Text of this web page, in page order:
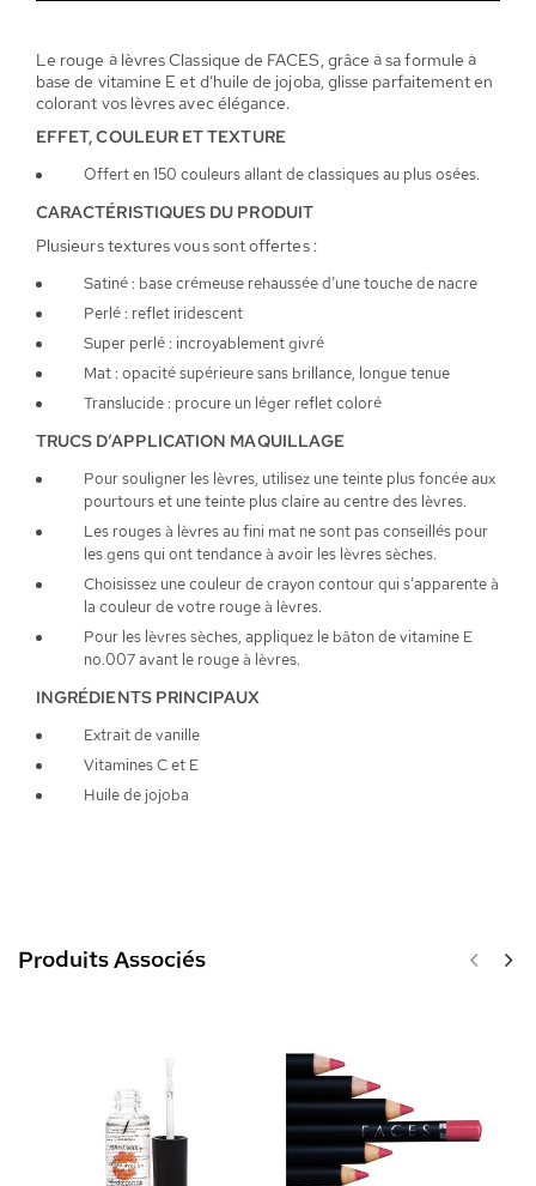
Le rouge à lèvres Classique de FACES, grâce à sa formule à
base de vitamine E et d’huile de jojoba, glisse parfaitement en
colorant vos lèvres avec élégance.
EFFET, COULEUR ET TEXTURE
Offert en 150 couleurs allant de classiques au plus osées.
CARACTÉRISTIQUES DU PRODUIT
Plusieurs textures vous sont offertes :
Satiné : base crémeuse rehaussée d’une touche de nacre
Perlé : reflet iridescent
Super perlé : incroyablement givré
Mat : opacité supérieure sans brillance, longue tenue
Translucide : procure un léger reflet coloré
TRUCS D’APPLICATION MAQUILLAGE
Pour souligner les lèvres, utilisez une teinte plus foncée aux
pourtours et une teinte plus claire au centre des lèvres.
Les rouges à lèvres au fini mat ne sont pas conseillés pour
les gens qui ont tendance à avoir les lèvres sèches.
Choisissez une couleur de crayon contour qui s’apparente à
la couleur de votre rouge à lèvres.
Pour les lèvres sèches, appliquez le bâton de vitamine E
no.007 avant le rouge à lèvres.
INGRÉDIENTS PRINCIPAUX
Extrait de vanille
Vitamines C et E
Huile de jojoba
Produits Associés